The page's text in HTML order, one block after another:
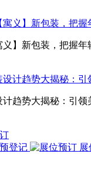
】新包装，把握年
计趋势大揭秘：引领
登记